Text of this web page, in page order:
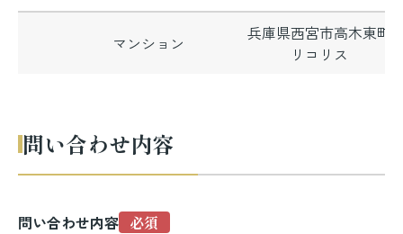
マンション
兵庫県西宮市高木東町
リコリス
問い合わせ内容
問い合わせ内容